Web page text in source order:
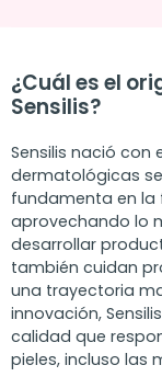
¿Cuál es el
Sensilis?
Sensilis nació con
dermatológicas
fundamenta en la
aprovechando lo
desarrollar
también cuidan
una trayectoria
innovación,
calidad que
pieles, incluso las